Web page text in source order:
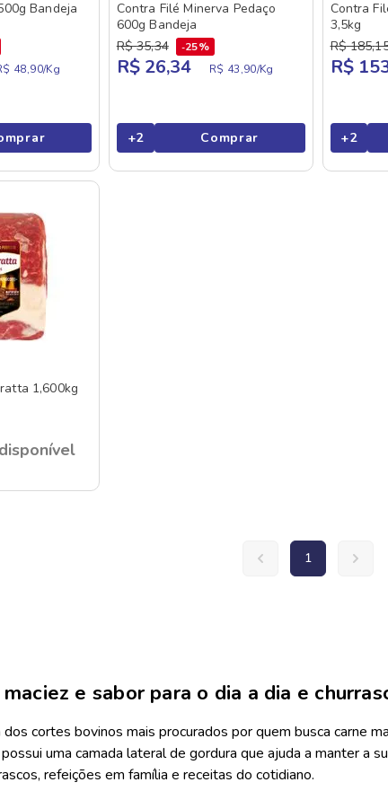
Bandeja
48,90/Kg
Contra Filé Minerva Pedaço
600g Bandeja
R$ 35,34 25%
R$ 26,34 R$ 43,90/Kg
+2 Comprar
Contra
3,5kg
R$ 185,
R$
+2
1,600kg
1
e sabor para o dia a dia e
cortes bovinos mais procurados por quem busca carne
uma camada lateral de gordura que ajuda a manter a
refeições em família e receitas do cotidiano.